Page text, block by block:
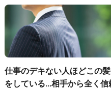
仕事のデキない人ほどこの
をしている...相手から全く信